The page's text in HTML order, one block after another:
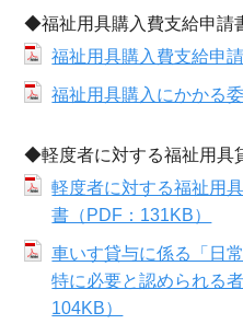
◆福祉用具購入費支給申請
福祉用具購入費支給申
福祉用具購入にかかる
◆軽度者に対する福祉用具
軽度者に対する福祉用
書（PDF：131KB）
車いす貸与に係る「日
特に必要と認められる
104KB）